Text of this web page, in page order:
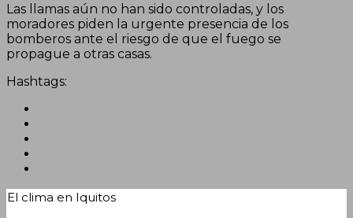
Las llamas aún no han sido controladas, y los
moradores piden la urgente presencia de los
bomberos ante el riesgo de que el fuego se
propague a otras casas.
Hashtags:
El clima en Iquitos